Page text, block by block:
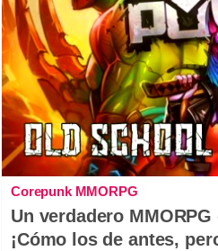
Corepunk MMORPG
Un verdadero
¡Cómo los de antes,